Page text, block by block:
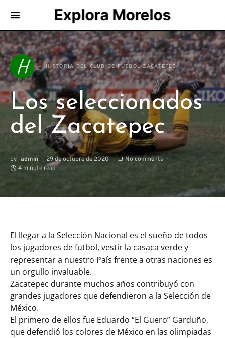
Explora Morelos
Search for:
H HISTORIA DEL CLUB DE FUTBOL ZACATEPEC
Los seleccionados
del Zacatepec
by admin 29 de octubre de 2020
No comments
4 minute read
El llegar a la Selección Nacional es el sueño de todos
los jugadores de futbol, vestir la casaca verde y
representar a nuestro País frente a otras naciones es
un orgullo invaluable.
Zacatepec durante muchos años contribuyó con
grandes jugadores que defendieron a la Selección de
México.
El primero de ellos fue Eduardo “El Guero” Garduño,
que defendió los colores de México en las olimpiadas